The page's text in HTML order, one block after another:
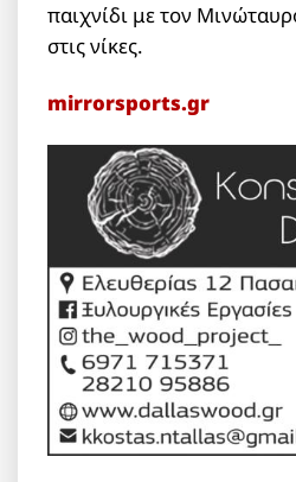
παιχνίδι με τον
στις νίκες.
mirrorsports.gr